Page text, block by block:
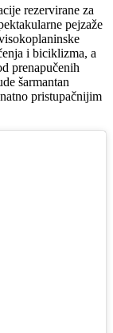
rezervirane za
pejzaže
i biciklizma, a
prenapučenih
šarmantan
pristupačnijim